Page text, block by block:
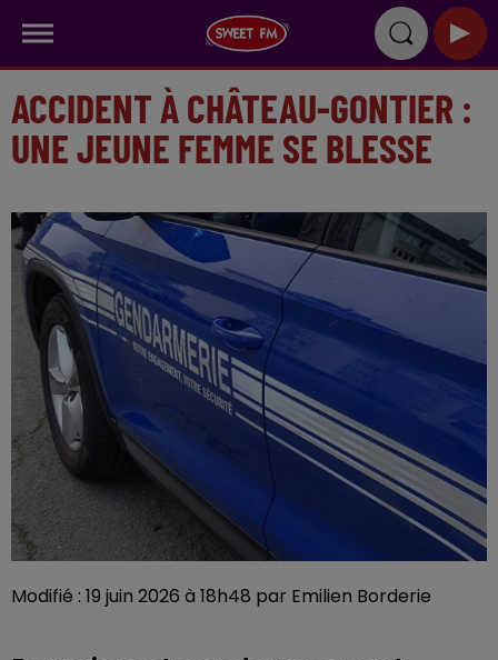
ACCIDENT À CHÂTEAU-GONTIER :
UNE JEUNE FEMME SE BLESSE
Modifié : 19 juin 2026 à 18h48 par Emilien Borderie